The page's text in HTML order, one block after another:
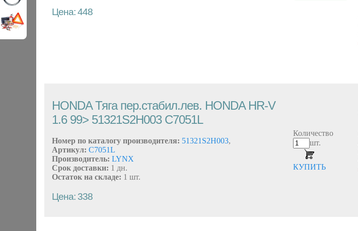
Цена: 448
HONDA Тяга пер.стабил.лев. HONDA HR-V
1.6 99> 51321S2H003 C7051L
Номер по каталогу производителя: 51321S2H003,
Артикул: C7051L
Производитель: LYNX
Срок доставки: 1 дн.
Остаток на складе: 1 шт.
Цена: 338
Количество
шт.
КУПИТЬ